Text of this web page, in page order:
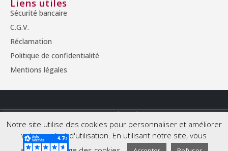
Liens utiles
Sécurité bancaire
C.G.V.
Réclamation
Politique de confidentialité
Mentions légales
© Copyright 2026 - Tous droits réservés.
Notre site utilise des cookies pour personnaliser et améliorer
votre confort d'utilisation. En utilisant notre site, vous